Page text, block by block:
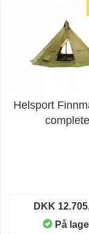
Helsport
complete
DKK
På